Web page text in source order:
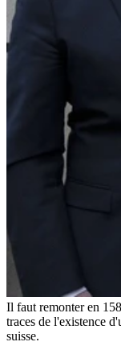
Il faut remonter en
traces de l'existence
suisse.